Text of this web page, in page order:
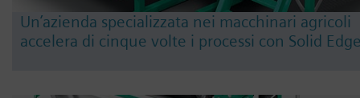
Un’azienda specializzata nei macchinari agricoli
accelera di cinque volte i processi con Solid